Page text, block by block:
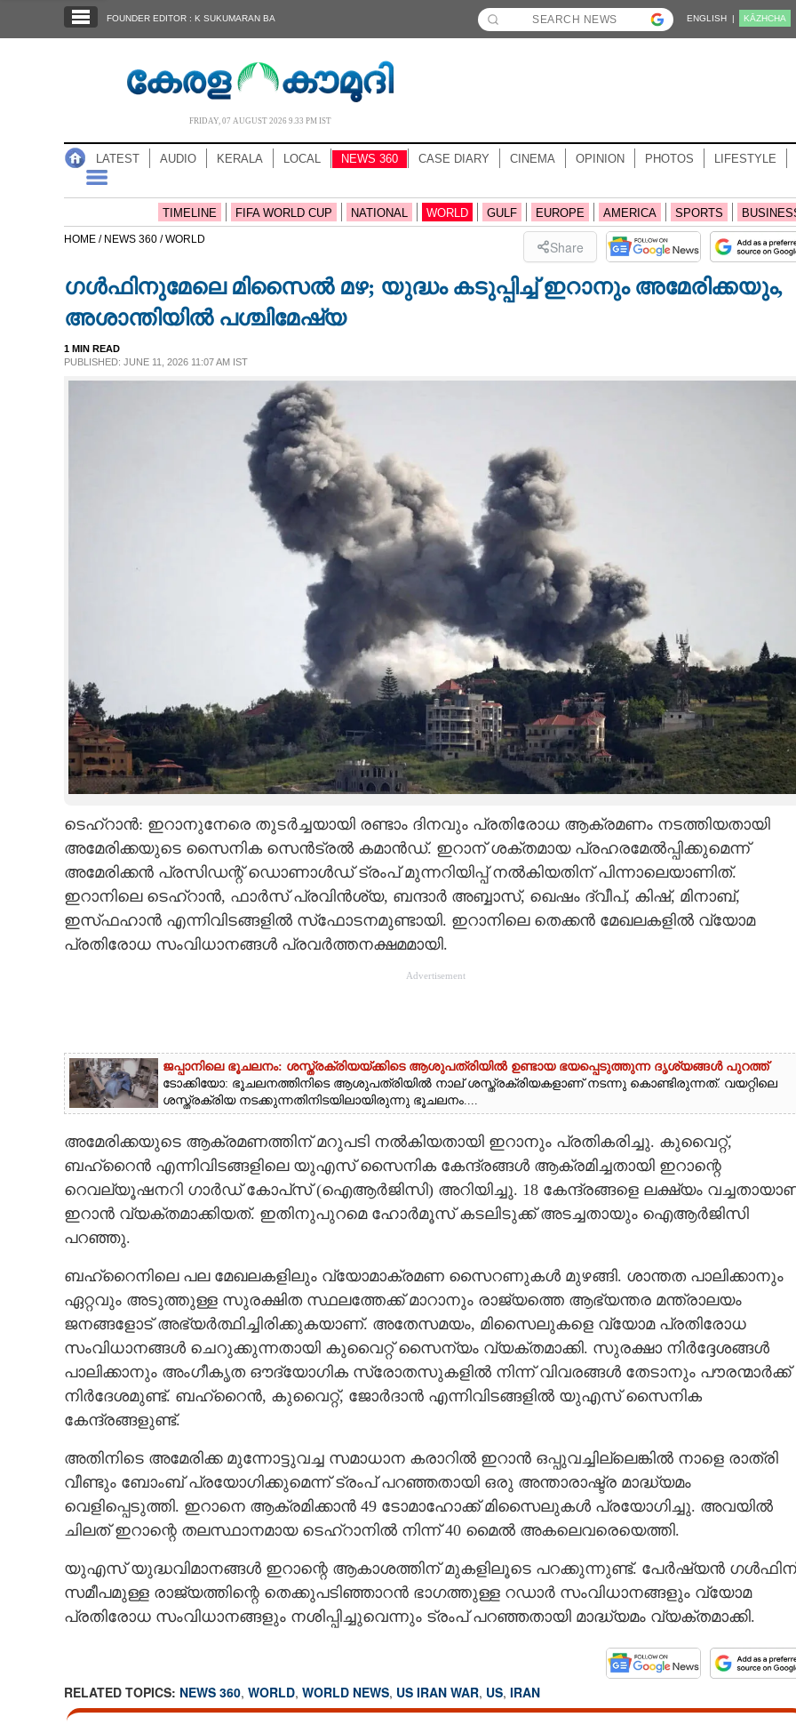
NOTIFIED NEWS
NEWS 360
CASE DIARY
CARTOONS
LITERATURE
FOUNDER EDITOR : K SUKUMARAN BA ENGLISH | KĀZHCHA
FRIDAY, 07 AUGUST 2026 9.33 PM IST
LATEST AUDIO KERALA LOCAL NEWS 360 CASE DIARY CINEMA OPINION PHOTOS LIFESTYLE
TIMELINE FIFA WORLD CUP NATIONAL WORLD GULF EUROPE AMERICA SPORTS
HOME / NEWS 360 /WORLD Share
ഗൾഫിനുമേലെ മിസൈൽ മഴ; യുദ്ധം കടുപ്പിച്ച് ഇറാനും അമേരിക്കയും,
അശാന്തിയിൽ പശ്ചിമേഷ്യ
1 MIN READ
PUBLISHED: JUNE 11, 2026 11:07 AM IST
ടെഹ്‌റാൻ: ഇറാനുനേരെ തുടർച്ചയായി രണ്ടാം ദിനവും പ്രതിരോധ ആക്രമണം നടത്തിയതായി
അമേരിക്കയുടെ സൈനിക സെൻട്രൽ കമാൻഡ്. ഇറാന് ശക്തമായ പ്രഹരമേൽപ്പിക്കുമെന്ന്
അമേരിക്കൻ പ്രസിഡന്റ് ഡൊണാൾഡ് ട്രംപ് മുന്നറിയിപ്പ് നൽകിയതിന് പിന്നാലെയാണിത്.
ഇറാനിലെ ടെഹ്‌റാൻ, ഫാർസ് പ്രവിൻശ്യ, ബന്ദാർ അബ്ബാസ്, ഖെഷം ദ്വീപ്, കിഷ്, മിനാബ്,
ഇസ്‌‌ഫഹാൻ എന്നിവിടങ്ങളിൽ സ്‌ഫോടനമുണ്ടായി. ഇറാനിലെ തെക്കൻ മേഖലകളിൽ വ്യോമ
പ്രതിരോധ സംവിധാനങ്ങൾ പ്രവർത്തനക്ഷമമായി.
Advertisement
ജപ്പാനിലെ ഭൂചലനം: ശസ്ത്രക്രിയ‌യ്‌ക്കി‌ടെ ആശുപത്രിയിൽ ഉണ്ടായ ഭയപ്പെടുത്തുന്ന ദൃശ്യങ്ങൾ പുറത്ത്
ടോക്കിയോ: ഭൂചലനത്തിനിടെ ആശുപത്രിയിൽ നാല് ശസ്ത്രക്രിയകളാണ് നടന്നു കൊണ്ടിരുന്നത്. വയറ്റിലെ
ശസ്ത്രക്രിയ നടക്കുന്നതിനിടയിലായിരുന്നു ഭൂചലനം....
അമേരിക്കയുടെ ആക്രമണത്തിന് മറുപടി നൽകിയതായി ഇറാനും പ്രതികരിച്ചു. കുവൈറ്റ്,
ബഹ്‌റൈൻ എന്നിവിടങ്ങളിലെ യുഎസ് സൈനിക കേന്ദ്രങ്ങൾ ആക്രമിച്ചതായി ഇറാന്റെ
റെവല്യൂഷനറി ഗാർഡ് കോപ്‌സ് (ഐആർജിസി) അറിയിച്ചു. 18 കേന്ദ്രങ്ങളെ ലക്ഷ്യം
ഇറാൻ വ്യക്തമാക്കിയത്. ഇതിനുപുറമെ ഹോർമൂസ് കടലിടുക്ക് അടച്ചതായും ഐആർജിസി
പറഞ്ഞു.
ബഹ്‌റൈനിലെ പല മേഖലകളിലും വ്യോമാക്രമണ സൈറണുകൾ മുഴങ്ങി. ശാന്തത പാലിക്കാനും
ഏറ്റവും അടുത്തുള്ള സുരക്ഷിത സ്ഥലത്തേക്ക് മാറാനും രാജ്യത്തെ ആഭ്യന്തര മന്ത്രാലയം
ജനങ്ങളോട് അഭ്യർത്ഥിച്ചിരിക്കുകയാണ്. അതേസമയം, മിസൈലുകളെ വ്യോമ പ്രതിരോധ
സംവിധാനങ്ങൾ ചെറുക്കുന്നതായി കുവൈറ്റ് സൈന്യം വ്യക്തമാക്കി. സുരക്ഷാ നിർദ്ദേശങ്ങൾ
പാലിക്കാനും അംഗീകൃത ഔദ്യോഗിക സ്രോതസുകളിൽ നിന്ന് വിവരങ്ങൾ തേടാനും പൗരന്മാർക്ക്
നിർദേശമുണ്ട്. ബഹ്‌റൈൻ, കുവൈറ്റ്, ജോർദാൻ എന്നിവിടങ്ങളിൽ യുഎസ് സൈനിക
കേന്ദ്രങ്ങളുണ്ട്.
അതിനിടെ അമേരിക്ക മുന്നോട്ടുവച്ച സമാധാന കരാറിൽ ഇറാൻ ഒപ്പുവച്ചില്ലെങ്കിൽ നാളെ രാത്രി
വീണ്ടും ബോംബ് പ്രയോഗിക്കുമെന്ന് ട്രംപ് പറഞ്ഞതായി ഒരു അന്താരാഷ്ട്ര മാദ്ധ്യമം
വെളിപ്പെടുത്തി. ഇറാനെ ആക്രമിക്കാൻ 49 ടോമാഹോക്ക് മിസൈലുകൾ പ്രയോഗിച്ചു. അവയിൽ
ചിലത് ഇറാന്റെ തലസ്ഥാനമായ ടെഹ്‌റാനിൽ നിന്ന് 40 മൈൽ അകലെവരെയെത്തി.
യുഎസ് യുദ്ധവിമാനങ്ങൾ ഇറാന്റെ ആകാശത്തിന് മുകളിലൂടെ പറക്കുന്നുണ്ട്. പേർഷ്യൻ ഗൾഫിന്
സമീപമുള്ള രാജ്യത്തിന്റെ തെക്കുപടിഞ്ഞാറൻ ഭാഗത്തുള്ള റഡാർ സംവിധാനങ്ങളും വ്യോമ
പ്രതിരോധ സംവിധാനങ്ങളും നശിപ്പിച്ചുവെന്നും ട്രംപ് പറഞ്ഞതായി മാദ്ധ്യമം വ്യക്തമാക്കി.
RELATED TOPICS: NEWS 360, WORLD, WORLD NEWS, US IRAN WAR, US, IRAN